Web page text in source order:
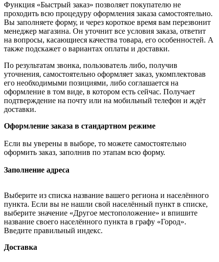
Функция «Быстрый заказ» позволяет покупателю не
проходить всю процедуру оформления заказа самостоятельно.
Вы заполняете форму, и через короткое время вам перезвонит
менеджер магазина. Он уточнит все условия заказа, ответит
на вопросы, касающиеся качества товара, его особенностей. А
также подскажет о вариантах оплаты и доставки.
По результатам звонка, пользователь либо, получив
уточнения, самостоятельно оформляет заказ, укомплектовав
его необходимыми позициями, либо соглашается на
оформление в том виде, в котором есть сейчас. Получает
подтверждение на почту или на мобильный телефон и ждёт
доставки.
Оформление заказа в стандартном режиме
Если вы уверены в выборе, то можете самостоятельно
оформить заказ, заполнив по этапам всю форму.
Заполнение адреса
Выберите из списка название вашего региона и населённого
пункта. Если вы не нашли свой населённый пункт в списке,
выберите значение «Другое местоположение» и впишите
название своего населённого пункта в графу «Город».
Введите правильный индекс.
Доставка